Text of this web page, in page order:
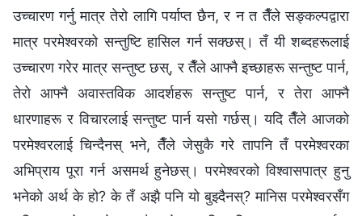
उच्चारण गर्नु मात्र तेरो लागि पर्याप्त छैन, र न त तैँले सङ्कल्पद्वारा
मात्र परमेश्‍वरको सन्तुष्टि हासिल गर्न सक्छस्‌। तँ यी शब्दहरूलाई
उच्चारण गरेर मात्र सन्तुष्ट छस्‌, र तैँले आफ्नै इच्छाहरू सन्तुष्ट पार्न,
तेरो आफ्नै अवास्तविक आदर्शहरू सन्तुष्ट पार्न, र तेरा आफ्नै
धारणाहरू र विचारलाई सन्तुष्ट पार्न यसो गर्छस्‌। यदि तैँले आजको
परमेश्‍वरलाई चिन्दैनस्‌ भने, तैँले जेसुकै गरे तापनि तँ परमेश्‍वरका
अभिप्राय पूरा गर्न असमर्थ हुनेछस्‌। परमेश्‍वरको विश्‍वासपात्र हुनु
भनेको अर्थ के हो? के तँ अझै पनि यो बुझ्दैनस्‌? मानिस परमेश्‍वरसँग